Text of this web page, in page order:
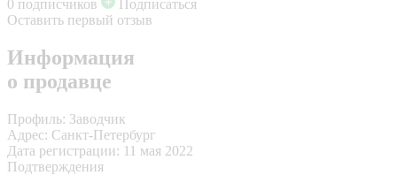
0 подписчиков
Подписаться
Оставить первый отзыв
Информация
о продавце
Профиль: Заводчик
Адрес: Санкт-Петербург
Дата регистрации: 11 мая 2022
Подтверждения